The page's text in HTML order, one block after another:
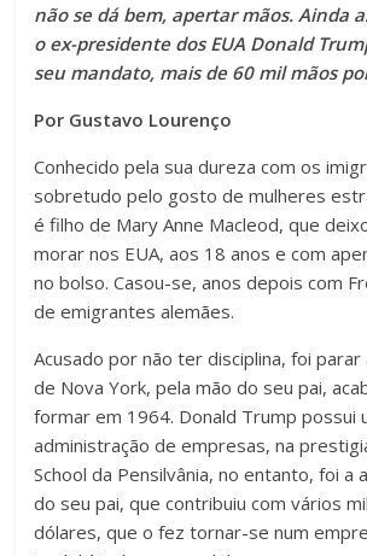
não se dá bem, apertar mãos. Ainda
o ex-presidente dos EUA Donald
seu mandato, mais de 60 mil mãos
Por Gustavo Lourenço
Conhecido pela sua dureza com os
sobretudo pelo gosto de mulheres
é filho de Mary Anne Macleod, que
morar nos EUA, aos 18 anos e com
no bolso. Casou-se, anos depois com
de emigrantes alemães.
Acusado por não ter disciplina, foi
de Nova York, pela mão do seu pai,
formar em 1964. Donald Trump possui
administração de empresas, na
School da Pensilvânia, no entanto, foi a
do seu pai, que contribuiu com vários
dólares, que o fez tornar-se num